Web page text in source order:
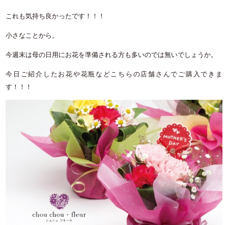
これも気持ち良かったです！！！
小さなことから。
今週末は母の日用にお花を準備される方も多いのでは無いでしょうか。
今日ご紹介したお花や花瓶などこちらの店舗さんでご購入できま
す！！！